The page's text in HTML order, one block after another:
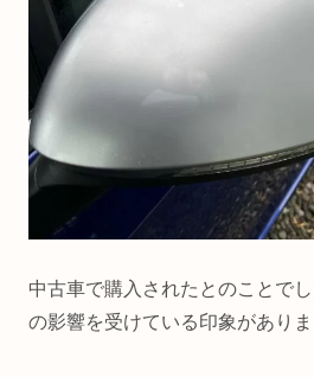
中古車で購入されたとのことで
の影響を受けている印象がありま